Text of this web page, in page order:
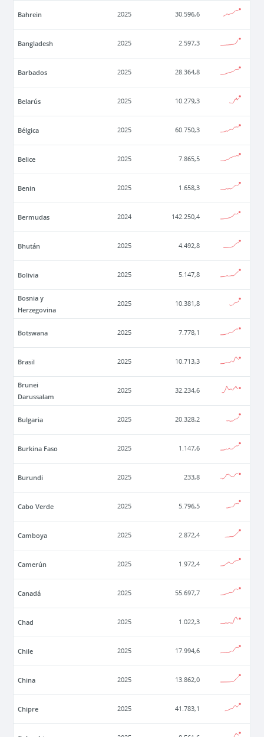
Bahrein 2025 30.596,6
Bangladesh 2025 2.597,3
Barbados 2025 28.364,8
Belarús 2025 10.279,3
Bélgica 2025 60.750,3
Belice 2025 7.865,5
Benin 2025 1.658,3
Bermudas 2024 142.250,4
Bhután 2025 4.492,8
Bolivia 2025 5.147,8
Bosnia y
Herzegovina
2025 10.381,8
Botswana 2025 7.778,1
Brasil 2025 10.713,3
Brunei
Darussalam
2025 32.234,6
Bulgaria 2025 20.328,2
Burkina Faso 2025 1.147,6
Burundi 2025 233,8
Cabo Verde 2025 5.796,5
Camboya 2025 2.872,4
Camerún 2025 1.972,4
Canadá 2025 55.697,7
Chad 2025 1.022,3
Chile 2025 17.994,6
China 2025 13.862,0
Chipre 2025 41.783,1